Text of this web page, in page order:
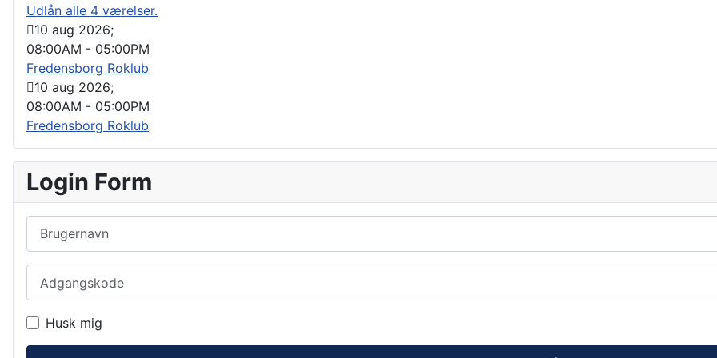
Udlån alle 4 værelser.
10 aug 2026;
08:00AM - 05:00PM
Fredensborg Roklub
10 aug 2026;
08:00AM - 05:00PM
Fredensborg Roklub
Login Form
Husk mig